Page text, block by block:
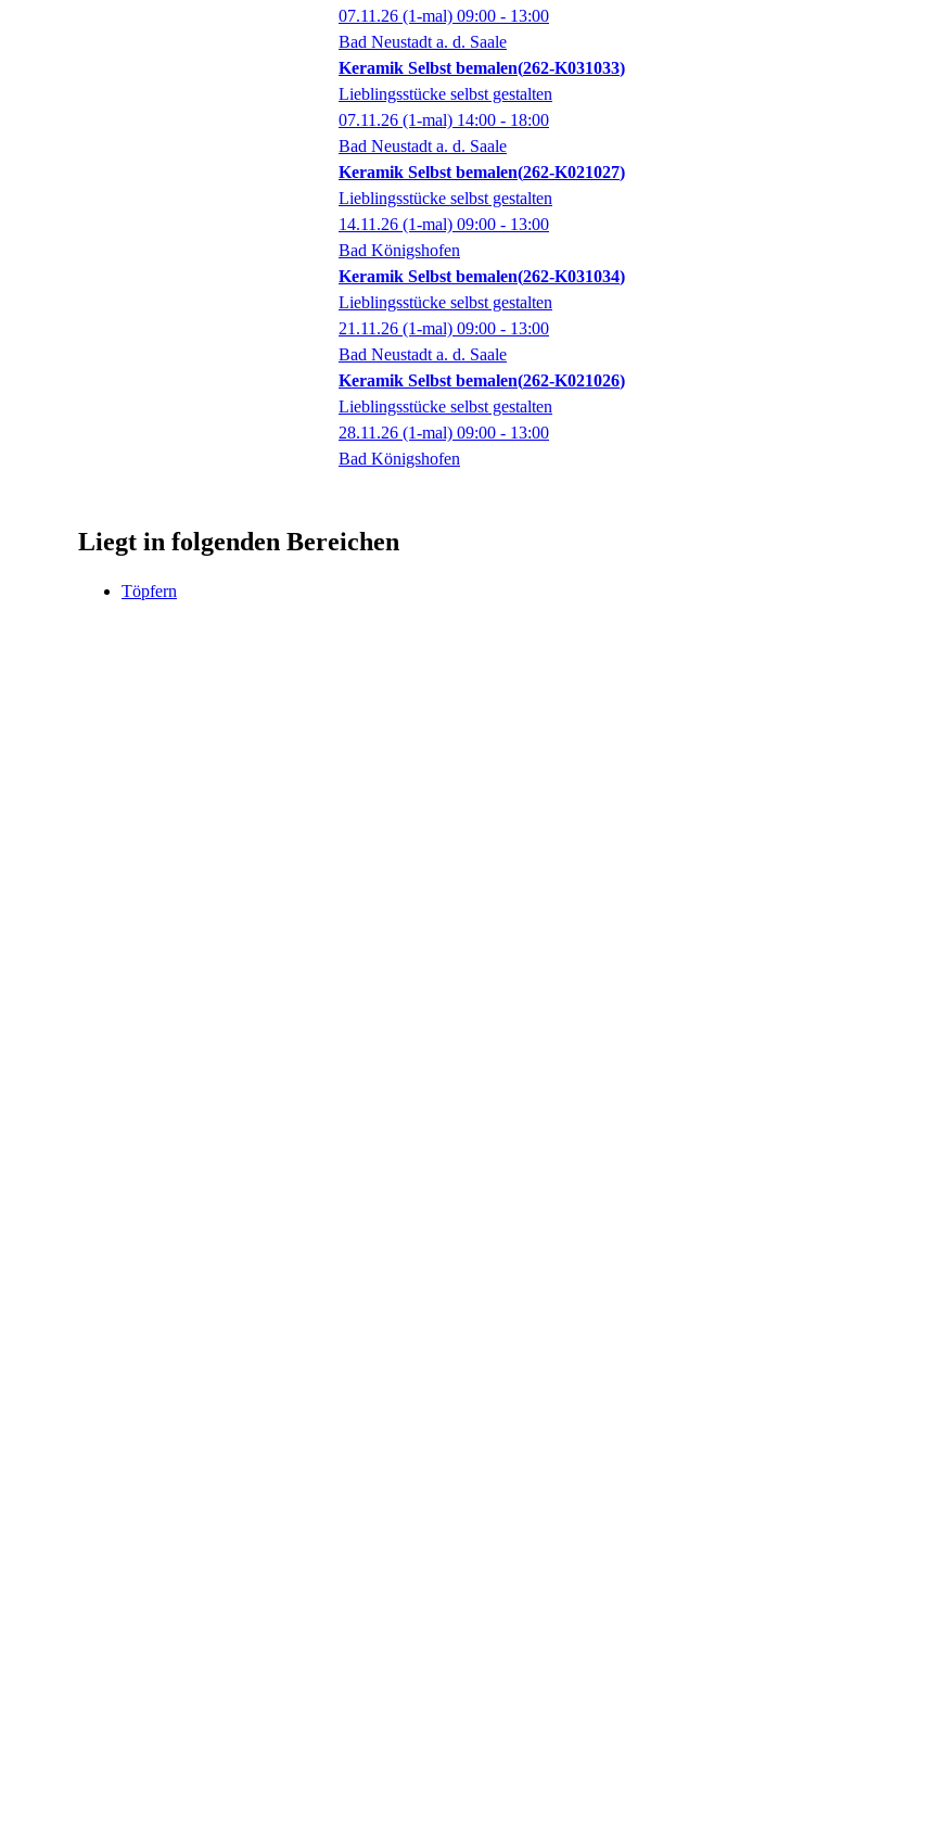
07.11.26 (1-mal) 09:00 - 13:00
Bad Neustadt a. d. Saale
Keramik Selbst bemalen 262-K031033
Lieblingsstücke selbst gestalten
07.11.26 (1-mal) 14:00 - 18:00
Bad Neustadt a. d. Saale
Keramik Selbst bemalen 262-K021027
Lieblingsstücke selbst gestalten
14.11.26 (1-mal) 09:00 - 13:00
Bad Königshofen
Keramik Selbst bemalen 262-K031034
Lieblingsstücke selbst gestalten
21.11.26 (1-mal) 09:00 - 13:00
Bad Neustadt a. d. Saale
Keramik Selbst bemalen 262-K021026
Lieblingsstücke selbst gestalten
28.11.26 (1-mal) 09:00 - 13:00
Bad Königshofen
Liegt in folgenden Bereichen
Töpfern